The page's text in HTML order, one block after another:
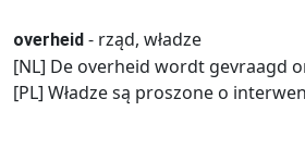
overheid - rząd, władze
[NL] De overheid wordt gevraagd
[PL] Władze są proszone o